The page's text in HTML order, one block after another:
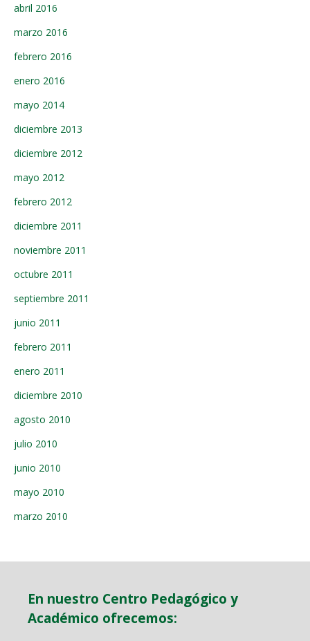
abril 2016
marzo 2016
febrero 2016
enero 2016
mayo 2014
diciembre 2013
diciembre 2012
mayo 2012
febrero 2012
diciembre 2011
noviembre 2011
octubre 2011
septiembre 2011
junio 2011
febrero 2011
enero 2011
diciembre 2010
agosto 2010
julio 2010
junio 2010
mayo 2010
marzo 2010
En nuestro Centro Pedagógico y
Académico ofrecemos: